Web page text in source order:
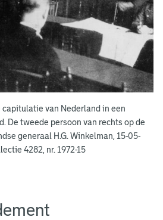
capitulatie van Nederland in een
De tweede persoon van rechts op de
generaal H.G. Winkelman, 15-05-
4282, nr. 1972-15